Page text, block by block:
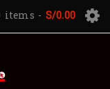
items - S/0.00